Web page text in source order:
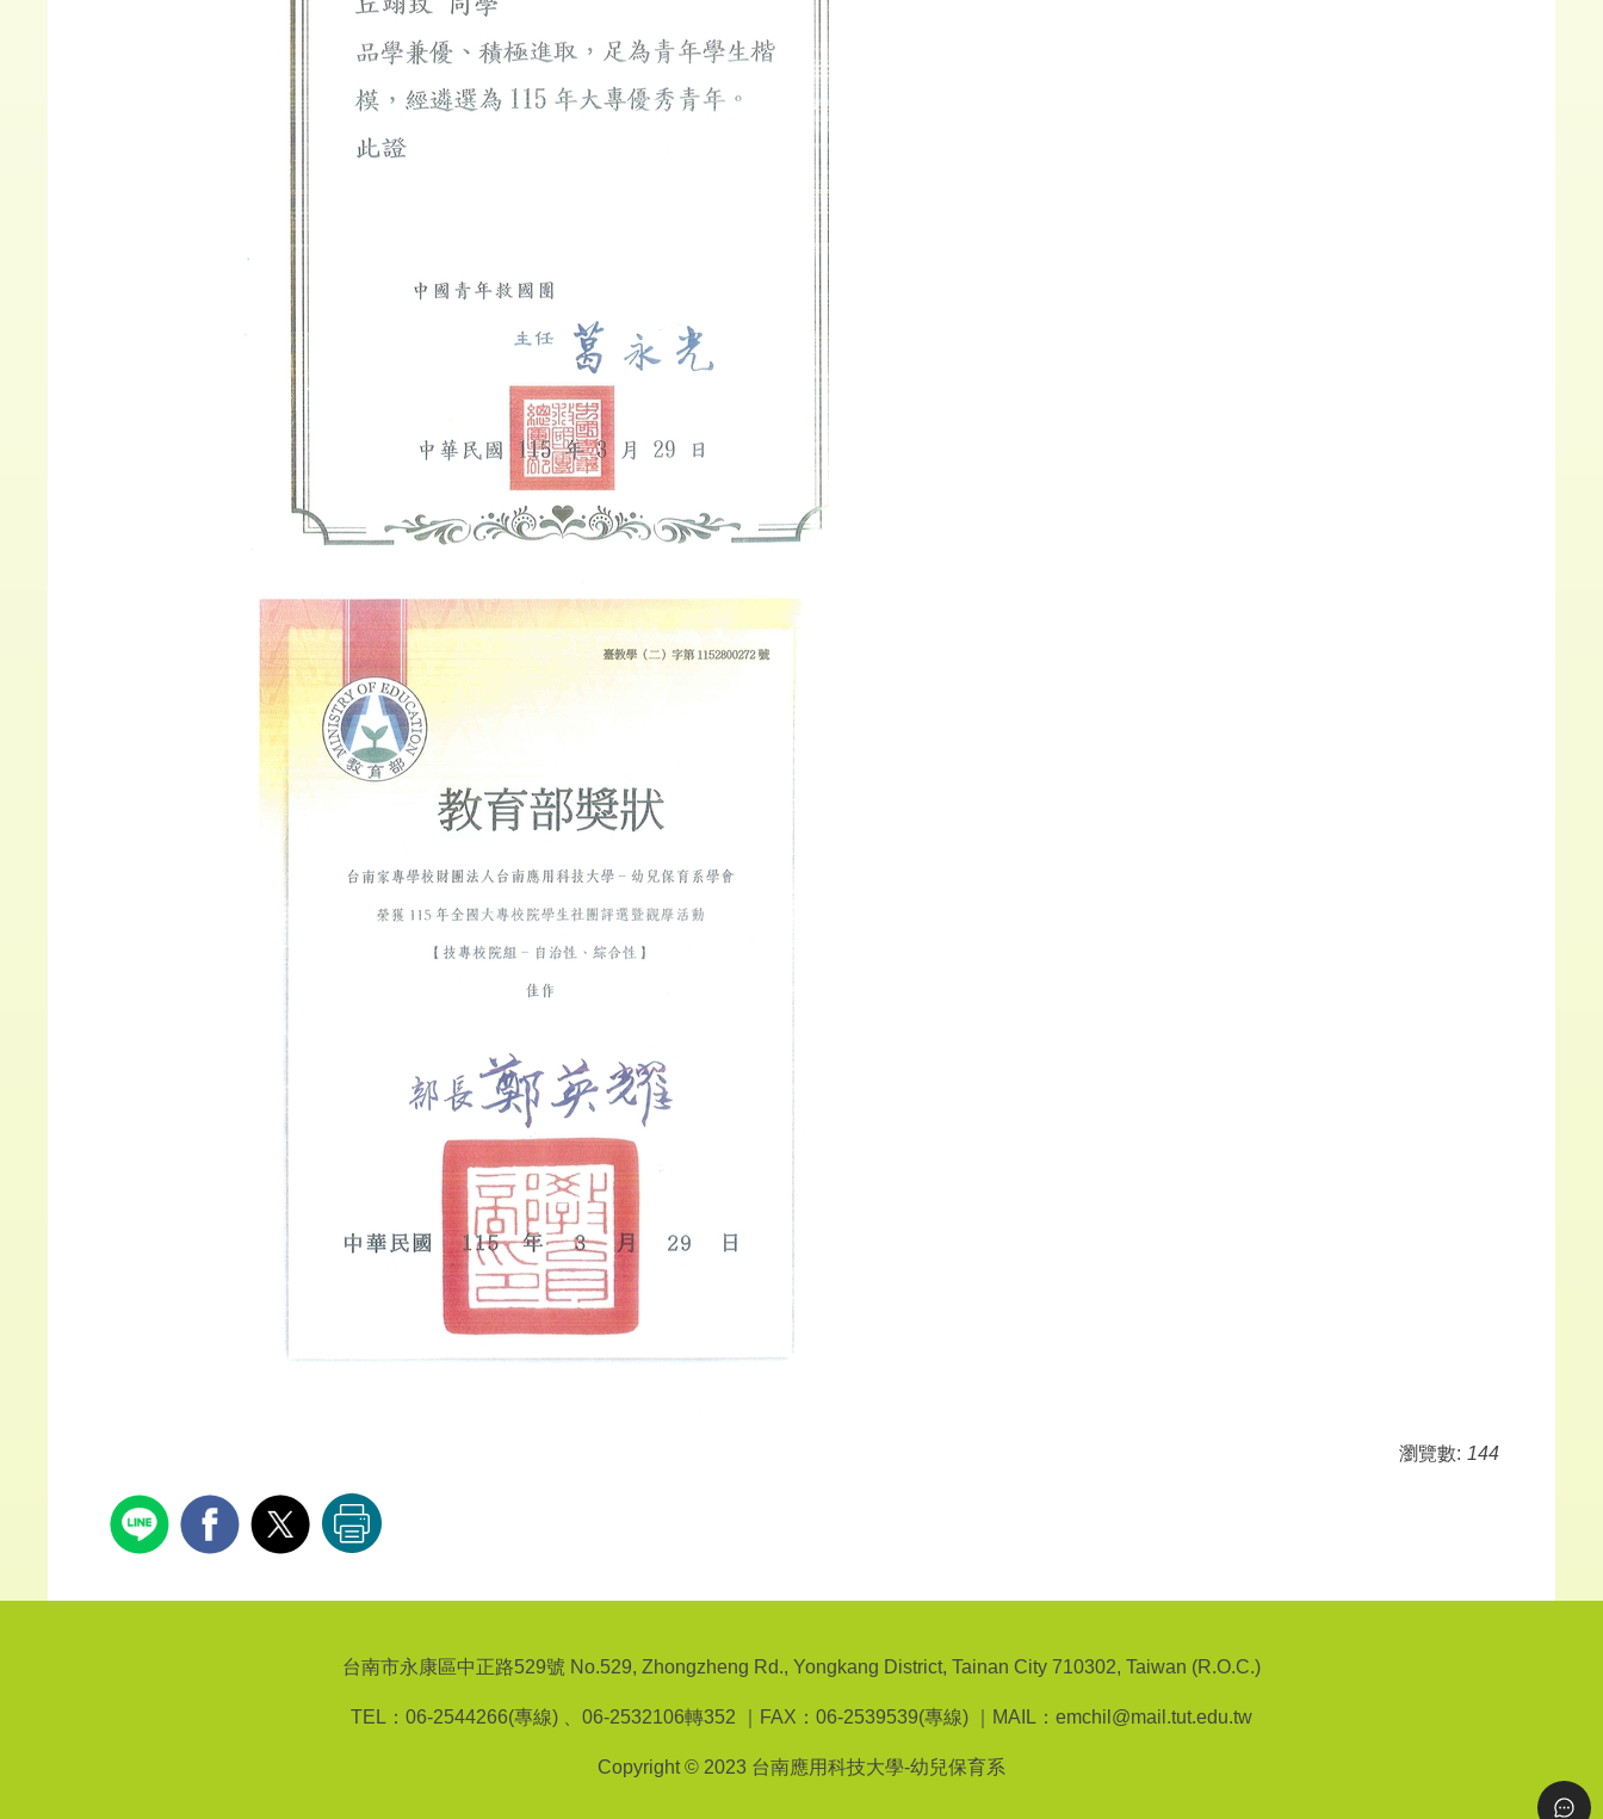
瀏覽數: 144
台南市永康區中正路529號 No.529, Zhongzheng Rd., Yongkang District, Tainan City 710302, Taiwan (R.O.C.)
TEL：06-2544266(專線) 、06-2532106轉352 ｜FAX：06-2539539(專線) ｜MAIL：emchil@mail.tut.edu.tw
Copyright © 2023 台南應用科技大學-幼兒保育系